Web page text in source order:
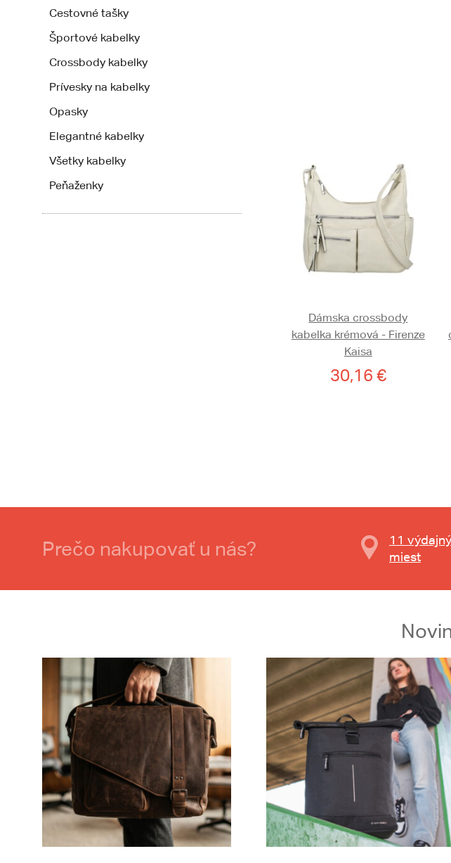
Cestovné tašky
Športové kabelky
Crossbody kabelky
Prívesky na kabelky
Opasky
Elegantné kabelky
Všetky kabelky
Peňaženky
Dámska crossbody
kabelka krémová - Firenze
Kaisa
30,16 €
Prečo nakupovať u nás?
11
miest